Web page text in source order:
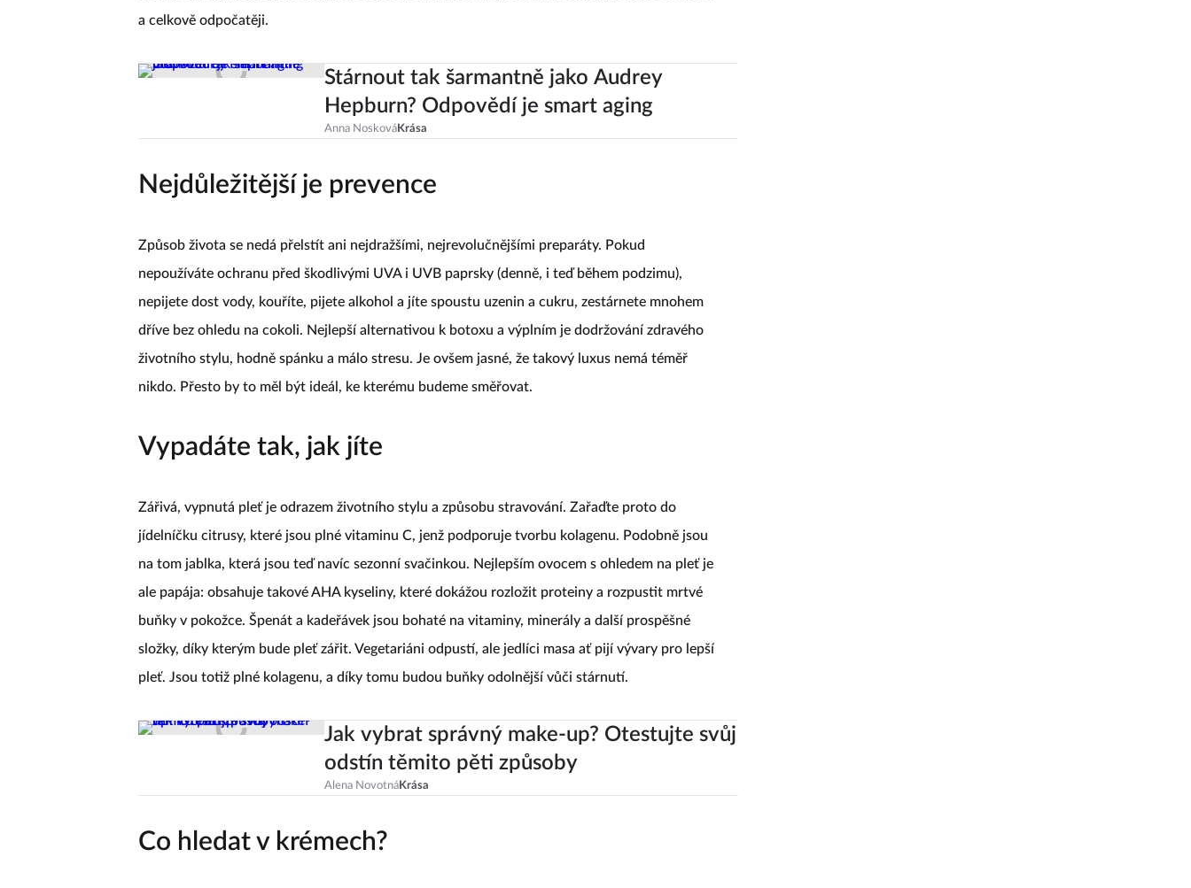
a celkově odpočatěji.
Stárnout tak šarmantně jako Audrey
Hepburn? Odpovědí je smart aging
Anna NoskováKrása
Nejdůležitější je prevence
Způsob života se nedá přelstít ani nejdražšími, nejrevolučnějšími preparáty. Pokud
nepoužíváte ochranu před škodlivými UVA i UVB paprsky (denně, i teď během podzimu),
nepijete dost vody, kouříte, pijete alkohol a jíte spoustu uzenin a cukru, zestárnete mnohem
dříve bez ohledu na cokoli. Nejlepší alternativou k botoxu a výplním je dodržování zdravého
životního stylu, hodně spánku a málo stresu. Je ovšem jasné, že takový luxus nemá téměř
nikdo. Přesto by to měl být ideál, ke kterému budeme směřovat.
Vypadáte tak, jak jíte
Zářivá, vypnutá pleť je odrazem životního stylu a způsobu stravování. Zařaďte proto do
jídelníčku citrusy, které jsou plné vitaminu C, jenž podporuje tvorbu kolagenu. Podobně jsou
na tom jablka, která jsou teď navíc sezonní svačinkou. Nejlepším ovocem s ohledem na pleť je
ale papája: obsahuje takové AHA kyseliny, které dokážou rozložit proteiny a rozpustit mrtvé
buňky v pokožce. Špenát a kadeřávek jsou bohaté na vitaminy, minerály a další prospěšné
složky, díky kterým bude pleť zářit. Vegetariáni odpustí, ale jedlíci masa ať pijí vývary pro lepší
pleť. Jsou totiž plné kolagenu, a díky tomu budou buňky odolnější vůči stárnutí.
Jak vybrat správný make-up? Otestujte svůj
odstín těmito pěti způsoby
Alena NovotnáKrása
Co hledat v krémech?